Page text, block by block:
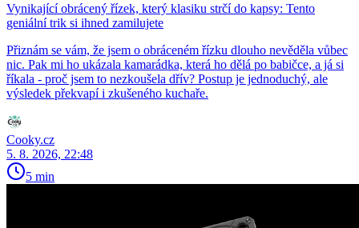
Vynikající obrácený řízek, který klasiku strčí do kapsy: Tento
geniální trik si ihned zamilujete
Přiznám se vám, že jsem o obráceném řízku dlouho nevěděla vůbec
nic. Pak mi ho ukázala kamarádka, která ho dělá po babičce, a já si
říkala - proč jsem to nezkoušela dřív? Postup je jednoduchý, ale
výsledek překvapí i zkušeného kuchaře.
Cooky.cz
5. 8. 2026, 22:48
5 min